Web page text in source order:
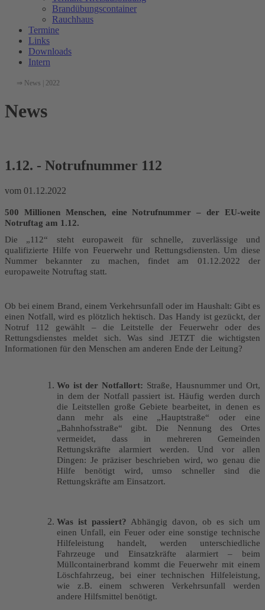
Brandübungscontainer
Rauchhaus
Termine
Links
Downloads
Intern
⇒ News | 2022
News
1.12. - Notrufnummer 112
vom 01.12.2022
500 Millionen Menschen, eine Notrufnummer – der EU-weite
Notruftag am 1.12.
Die „112“ steht europaweit für schnelle, zuverlässige und
qualifizierte Hilfe von Feuerwehr und Rettungsdiensten. Um diese
Nummer bekannter zu machen, findet am 01.12.2022 der
europaweite Notruftag statt.
Ob bei einem Brand, einem Verkehrsunfall oder im Haushalt: Gibt es
einen Notfall, wird es plötzlich hektisch. Das Handy ist gezückt, der
Notruf 112 gewählt – die Leitstelle der Feuerwehr oder des
Rettungsdienstes meldet sich. Was sind JETZT die wichtigsten
Informationen für den Menschen am anderen Ende der Leitung?
Wo ist der Notfallort: Straße, Hausnummer und Ort,
in dem der Notfall passiert ist. Häufig werden durch
die Leitstellen große Gebiete bearbeitet, in denen es
dann mehr als eine „Hauptstraße“ oder eine
„Bahnhofsstraße“ gibt. Die Nennung des Ortes
vermeidet, dass in mehreren Gemeinden
Rettungskräfte alarmiert werden. Und vor allen
Dingen: Je präziser beschrieben wird, wo genau die
Hilfe benötigt wird, umso schneller sind die
Rettungskräfte am Einsatzort.
Was ist passiert? Abhängig davon, ob es sich um
einen Unfall, ein Feuer oder eine sonstige technische
Hilfeleistung handelt, werden unterschiedliche
Fahrzeuge und Einsatzkräfte alarmiert – beim
Müllcontainerbrand kommt die Feuerwehr mit einem
Löschfahrzeug, bei einer technischen Hilfeleistung,
wie z.B. einem schweren Verkehrsunfall werden
andere Hilfsmittel benötigt.